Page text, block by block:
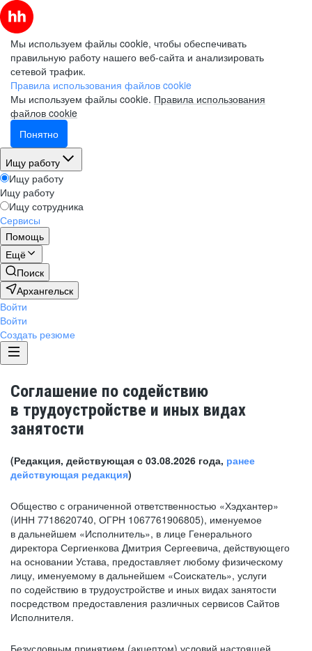
Мы используем файлы cookie, чтобы обеспечивать
правильную работу нашего веб-сайта и анализировать
сетевой трафик.
Правила использования файлов cookie
Мы используем файлы cookie. Правила использования
файлов cookie
Понятно
Ищу работу
Ищу работу
Ищу работу
Ищу сотрудника
Сервисы
Помощь
Ещё
Поиск
Архангельск
Войти
Войти
Создать резюме
Соглашение по содействию
в трудоустройстве и иных видах
занятости
(Редакция, действующая с 03.08.2026 года, ранее
действующая редакция)
Общество с ограниченной ответственностью «Хэдхантер»
(ИНН 7718620740, ОГРН 1067761906805), именуемое
в дальнейшем «Исполнитель», в лице Генерального
директора Сергиенкова Дмитрия Сергеевича, действующего
на основании Устава, предоставляет любому физическому
лицу, именуемому в дальнейшем «Соискатель», услуги
по содействию в трудоустройстве и иных видах занятости
посредством предоставления различных сервисов Сайтов
Исполнителя.
Безусловным принятием (акцептом) условий настоящей